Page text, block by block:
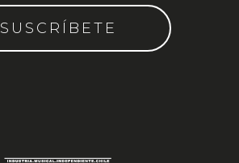
SUSCRÍBETE